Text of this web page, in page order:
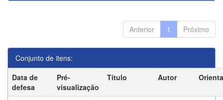
Anterior 1 Próximo
Conjunto de itens:
Data de
defesa
Pré-
visualização
Título Autor